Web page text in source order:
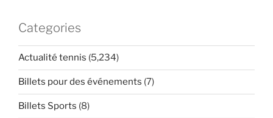
Categories
Actualité tennis (5,234)
Billets pour des événements (7)
Billets Sports (8)